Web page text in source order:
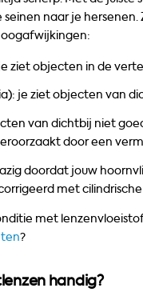
naar je hersenen.
ziet objecten in de
je ziet objecten van
van dichtbij niet
door een
doordat jouw
met
met
?
handig?